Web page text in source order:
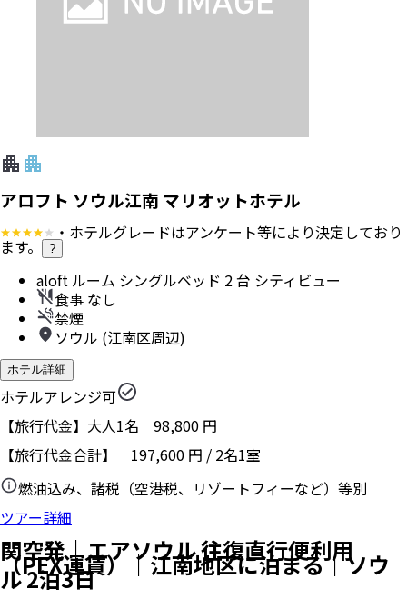
アロフト ソウル江南 マリオットホテル
・ホテルグレードはアンケート等により決定しており
ます。 ?
aloft ルーム シングルベッド 2 台 シティビュー
食事 なし
禁煙
ソウル (江南区周辺)
ホテル詳細
ホテルアレンジ可
【旅行代金】大人1名 98,800 円
【旅行代金合計】 197,600 円 / 2名1室
燃油込み、諸税（空港税、リゾートフィーなど）等別
ツアー詳細
関空発｜エアソウル 往復直行便利用
（PEX運賃）｜江南地区に泊まる｜ソウ
ル 2泊3日